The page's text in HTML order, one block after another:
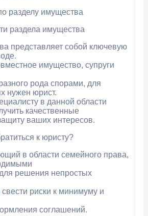
разделу имущества
раздела имущества
представляет собой ключевую
имущество, супруги
рода спорами, для
нужен юрист.
в данной области
качественные
ваших интересов.
к юристу?
в области семейного права,
решения непростых
риски к минимуму и
соглашений.